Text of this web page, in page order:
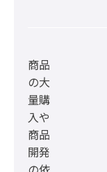
商品
の大
量購
入や
商品
開発